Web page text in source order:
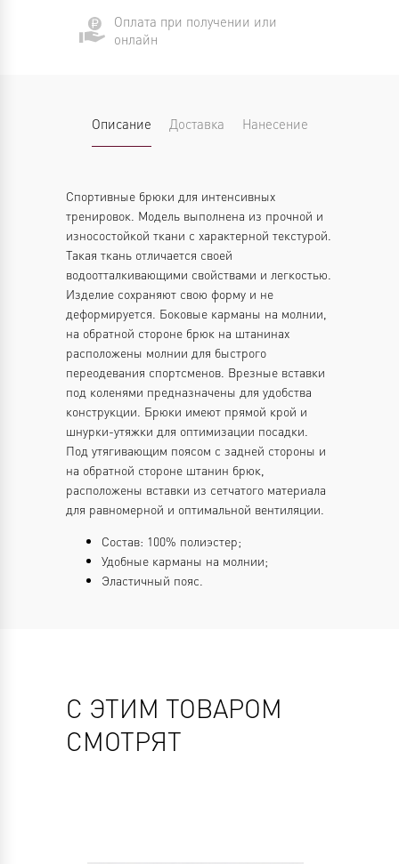
Оплата при получении или
онлайн
Описание Доставка Нанесение
Спортивные брюки для интенсивных
тренировок. Модель выполнена из прочной и
износостойкой ткани с характерной текстурой.
Такая ткань отличается своей
водоотталкивающими свойствами и легкостью.
Изделие сохраняют свою форму и не
деформируется. Боковые карманы на молнии,
на обратной стороне брюк на штанинах
расположены молнии для быстрого
переодевания спортсменов. Врезные вставки
под коленями предназначены для удобства
конструкции. Брюки имеют прямой крой и
шнурки-утяжки для оптимизации посадки.
Под утягивающим поясом с задней стороны и
на обратной стороне штанин брюк,
расположены вставки из сетчатого материала
для равномерной и оптимальной вентиляции.
Состав: 100% полиэстер;
Удобные карманы на молнии;
Эластичный пояс.
С ЭТИМ ТОВАРОМ
СМОТРЯТ